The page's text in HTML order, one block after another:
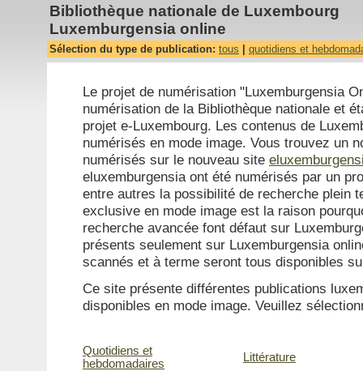
Bibliothèque nationale de Luxembourg
Luxemburgensia online
Sélection du type de publication: tous quotidiens et
Le projet de numérisation "Luxemburgensia
numérisation de la Bibliothèque nationale et
projet e-Luxembourg. Les contenus de
numérisés en mode image. Vous trouvez un
numérisés sur le nouveau site
eluxemburgensia ont été numérisés par un
entre autres la possibilité de recherche plein
exclusive en mode image est la raison
recherche avancée font défaut sur
présents seulement sur Luxemburgensia
scannés et à terme seront tous disponibles
Ce site présente différentes publications
disponibles en mode image. Veuillez
Quotidiens et
hebdomadaires
Littérature